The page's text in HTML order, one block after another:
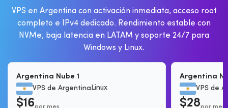
VPS en Argentina con activación inmediata, acceso root
completo e IPv4 dedicado. Rendimiento estable con
NVMe, baja latencia en LATAM y soporte 24/7 para
Windows y Linux.
Argentina Nube 1
VPS de Argentina Linux
$16por mes
Argentina
VPS de
$28por mes